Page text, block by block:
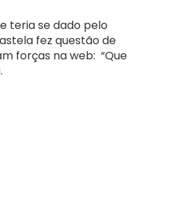
teria se dado pelo
fez questão de
forças na web: “Que